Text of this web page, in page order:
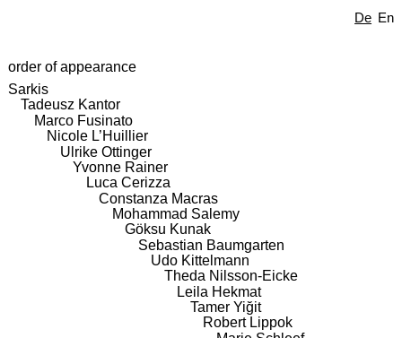
De En
order of appearance
Sarkis
Tadeusz Kantor
Marco Fusinato
Nicole L’Huillier
Ulrike Ottinger
Yvonne Rainer
Luca Cerizza
Constanza Macras
Mohammad Salemy
Göksu Kunak
Sebastian Baumgarten
Udo Kittelmann
Theda Nilsson-Eicke
Leila Hekmat
Tamer Yiğit
Robert Lippok